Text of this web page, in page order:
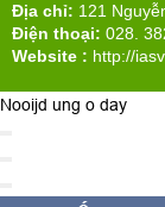
Địa chỉ: 121
Điện thoại: 028.
Website : http://
Nooijd ung o day